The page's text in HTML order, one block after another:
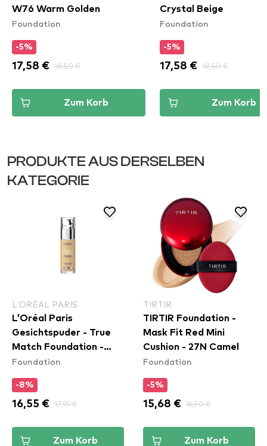
W76 Warm Golden
Foundation
-5%
17,58 € 18,50 €
Zum Korb
Crystal Beige
Foundation
-5%
17,58 € 18,50 €
Zum Korb
PRODUKTE AUS DERSELBEN
KATEGORIE
L’ORÉAL PARIS
L’Oréal Paris
Gesichtspuder - True
Match Foundation -
2.D/2.W Warm
Foundation
-8%
16,55 € 17,99 €
Zum Korb
TIRTIR
TIRTIR Foundation -
Mask Fit Red Mini
Cushion - 27N Camel
Foundation
-5%
15,68 € 16,50 €
Zum Korb